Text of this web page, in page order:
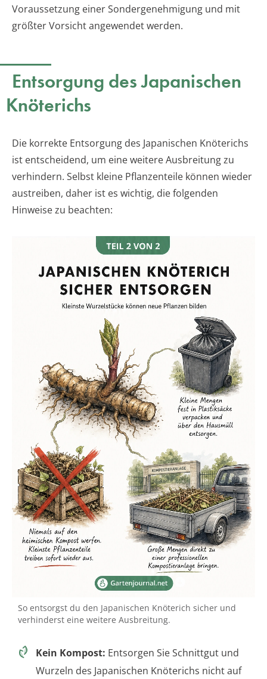
Voraussetzung einer Sondergenehmigung und mit
größter Vorsicht angewendet werden.
Entsorgung des Japanischen
Knöterichs
Die korrekte Entsorgung des Japanischen Knöterichs
ist entscheidend, um eine weitere Ausbreitung zu
verhindern. Selbst kleine Pflanzenteile können wieder
austreiben, daher ist es wichtig, die folgenden
Hinweise zu beachten:
So entsorgst du den Japanischen Knöterich sicher und
verhinderst eine weitere Ausbreitung.
Kein Kompost: Entsorgen Sie Schnittgut und
Wurzeln des Japanischen Knöterichs nicht auf